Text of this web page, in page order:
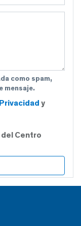
como spam,
mensaje.
y
Centro